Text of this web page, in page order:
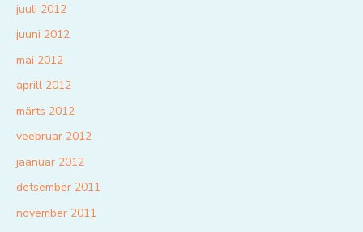
juuli 2012
juuni 2012
mai 2012
aprill 2012
märts 2012
veebruar 2012
jaanuar 2012
detsember 2011
november 2011